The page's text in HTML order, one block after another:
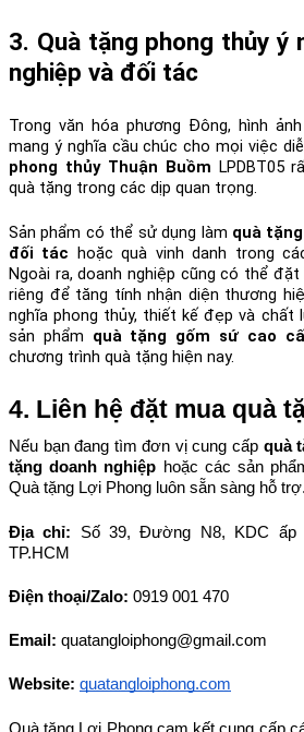
3. Quà tặng phong thủy ý
nghiệp và đối tác
Trong văn hóa phương Đông, hình ảnh
mang ý nghĩa cầu chúc cho mọi việc
phong thủy Thuận Buồm LPDBT05
quà tặng trong các dịp quan trọng.
Sản phẩm có thể sử dụng làm quà
đối tác hoặc quà vinh danh trong
Ngoài ra, doanh nghiệp cũng có thể
riêng để tăng tính nhận diện thương
nghĩa phong thủy, thiết kế đẹp và chất
sản phẩm quà tặng gốm sứ cao
chương trình quà tặng hiện nay.
4. Liên hệ đặt mua quà
Nếu bạn đang tìm đơn vị cung cấp quà
tặng doanh nghiệp hoặc các sản
Quà tặng Lợi Phong luôn sẵn sàng hỗ trợ.
Địa chỉ: Số 39, Đường N8, KDC ấp
TP.HCM
Điện thoại/Zalo: 0919 001 470
Email: quatangloiphong@gmail.com
Website: quatangloiphong.com